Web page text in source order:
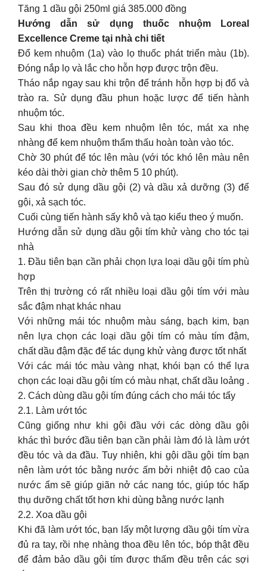
Tăng 1 dầu gội 250ml giá 385.000 đồng
Hướng dẫn sử dụng thuốc nhuộm Loreal
Excellence Creme tại nhà chi tiết
Đổ kem nhuộm (1a) vào lọ thuốc phát triển màu (1b).
Đóng nắp lọ và lắc cho hỗn hợp được trộn đều.
Tháo nắp ngay sau khi trộn để tránh hỗn hợp bị đổ và
trào ra. Sử dụng đầu phun hoặc lược để tiến hành
nhuộm tóc.
Sau khi thoa đều kem nhuộm lên tóc, mát xa nhẹ
nhàng để kem nhuộm thẩm thấu hoàn toàn vào tóc.
Chờ 30 phút để tóc lên màu (với tóc khó lên màu nên
kéo dài thời gian chờ thêm 5 10 phút).
Sau đó sử dụng dầu gội (2) và dầu xả dưỡng (3) để
gội, xả sạch tóc.
Cuối cùng tiến hành sấy khô và tạo kiểu theo ý muốn.
Hướng dẫn sử dụng dầu gội tím khử vàng cho tóc tại
nhà
1. Đầu tiên bạn cần phải chọn lựa loại dầu gội tím phù
hợp
Trên thị trường có rất nhiều loại dầu gội tím với màu
sắc đậm nhạt khác nhau
Với những mái tóc nhuộm màu sáng, bạch kim, bạn
nên lựa chọn các loại dầu gội tím có màu tím đậm,
chất dầu đậm đặc để tác dụng khử vàng được tốt nhất
Với các mái tóc màu vàng nhạt, khói bạn có thể lựa
chọn các loại dầu gội tím có màu nhạt, chất dầu loảng .
2. Cách dùng dầu gội tím đúng cách cho mái tóc tẩy
2.1. Làm ướt tóc
Cũng giống như khi gội đầu với các dòng dầu gội
khác thì bước đầu tiên bạn cần phải làm đó là làm ướt
đều tóc và da đầu. Tuy nhiên, khi gội dầu gội tím bạn
nên làm ướt tóc bằng nước ấm bởi nhiệt độ cao của
nước ẩm sẽ giúp giãn nở các nang tóc, giúp tóc hấp
thụ dưỡng chất tốt hơn khi dùng bằng nước lạnh
2.2. Xoa dầu gội
Khi đã làm ướt tóc, bạn lấy một lượng dầu gội tím vừa
đủ ra tay, rồi nhẹ nhàng thoa đều lên tóc, bóp thật đều
để đảm bảo dầu gội tím được thấm đều trên các sợi